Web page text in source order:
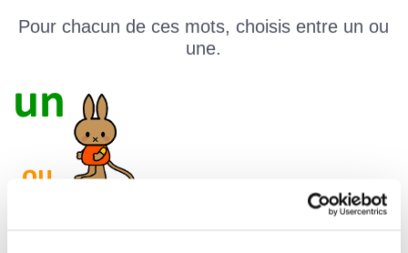
Pour chacun de ces mots, choisis entre un ou
une.